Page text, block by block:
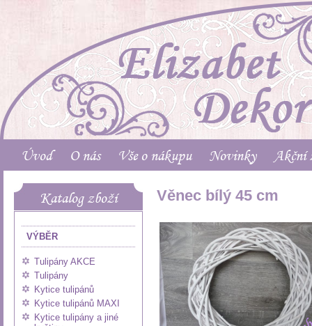
Úvod O nás Vše o nákupu Novinky Akční
Katalog zboží
VÝBĚR
Tulipány AKCE
Tulipány
Kytice tulipánů
Kytice tulipánů MAXI
Kytice tulipány a jiné
Věnec bílý 45 cm